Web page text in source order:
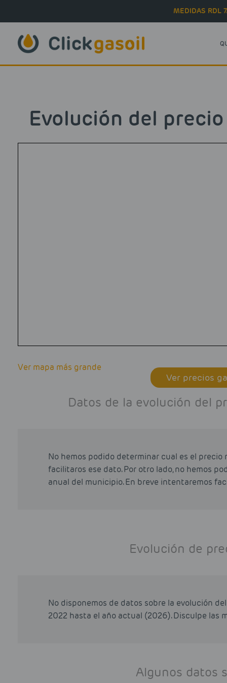
MEDIDAS RDL
Evolución del
Ver mapa más grande
Ver precios
Datos de la evolución del
No hemos podido determinar cual es el
facilitaros ese dato. Por otro lado, no hemos
anual del municipio. En breve intentaremos
Evolución de
No disponemos de datos sobre la evolución
2022 hasta el año actual (2026). Disculpe las
Algunos datos